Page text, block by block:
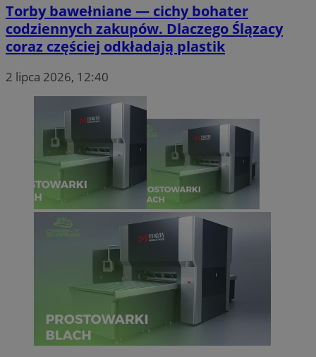
Torby bawełniane — cichy bohater
codziennych zakupów. Dlaczego Ślązacy
coraz częściej odkładają plastik
2 lipca 2026, 12:40